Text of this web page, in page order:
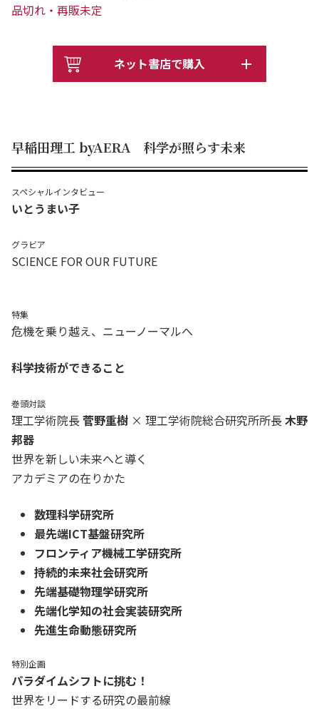
品切れ・再販未定
ネット書店で購入
早稲田理工 byAERA 科学が照らす未来
スペシャルインタビュー
いとうまい子
グラビア
SCIENCE FOR OUR FUTURE
特集
危機を乗り越え、ニューノーマルへ
科学技術ができること
巻頭対談
理工学術院長菅野重樹 × 理工学術院総合研究所所長木野
邦器
世界を新しい未来へと導く
アカデミアの在りかた
数理科学研究所
最先端ICT基盤研究所
フロンティア機械工学研究所
持続的未来社会研究所
先端基礎物理学研究所
先端化学知の社会実装研究所
先進生命動態研究所
特別企画
パラダイムシフトに挑む！
世界をリードする研究の最前線